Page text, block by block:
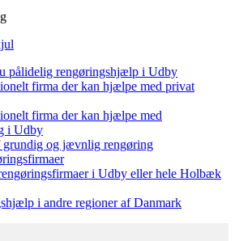
pålidelig rengøringshjælp i Udby
firma der kan hjælpe med privat
firma der kan hjælpe med
i Udby
grundig og jævnlig rengøring
i Udby eller hele Holbæk
i andre regioner af Danmark